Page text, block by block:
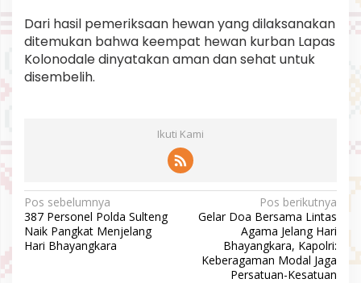
Dari hasil pemeriksaan hewan yang dilaksanakan
ditemukan bahwa keempat hewan kurban Lapas
Kolonodale dinyatakan aman dan sehat untuk
disembelih.
Ikuti Kami
N
a
v
Pos sebelumnya
387 Personel Polda Sulteng
Naik Pangkat Menjelang
Hari Bhayangkara
Pos berikutnya
Gelar Doa Bersama Lintas
Agama Jelang Hari
Bhayangkara, Kapolri:
Keberagaman Modal Jaga
Persatuan-Kesatuan